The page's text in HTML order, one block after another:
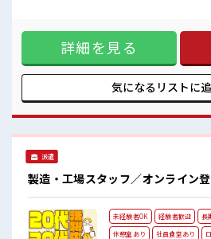
う大手メーカー。 工場内は自
カイがあります。 他にもプリペ
さらに便利な売店も付いてます
と1人につき2つを貸出中。 そ
いう好立地！ 寮から電車で仕
てすぐ！ ■職場の雰囲気 ≪20代・30代の方活躍中≫ 残業も
ー&ピアスOK♪ 社員食堂・ロ
詳細を見る
気になるリストに
派遣
製造・工場スタッフ／オンライン
未経験者OK 経験者歓迎 長
休憩室あり
社員食堂あり